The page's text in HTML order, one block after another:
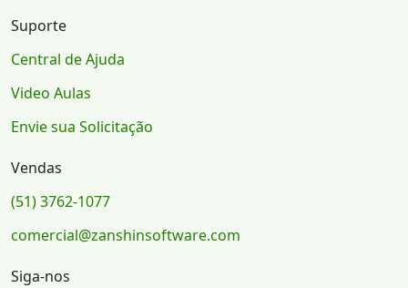
Suporte
Central de Ajuda
Video Aulas
Envie sua Solicitação
Vendas
(51) 3762-1077
comercial@zanshinsoftware.com
Siga-nos